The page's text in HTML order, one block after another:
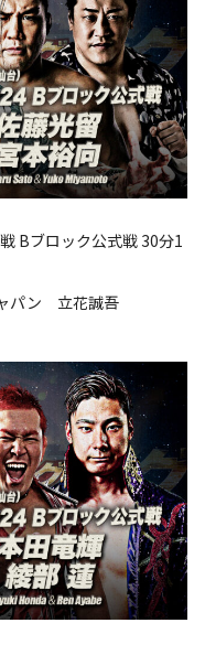
Bブロック公式戦 30分1
パン 立花誠吾